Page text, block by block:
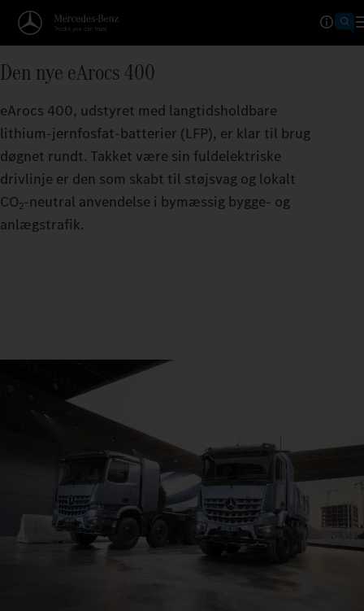
Den nye eArocs 400
eArocs 400, udstyret med langtidsholdbare
lithium-jernfosfat-batterier (LFP), er klar til brug
døgnet rundt. Takket være sin fuldelektriske
drivlinje er den som skabt til støjsvag og lokalt
CO2‑neutral anvendelse i bymæssig bygge- og
anlægstrafik.
5
6
7
8
9